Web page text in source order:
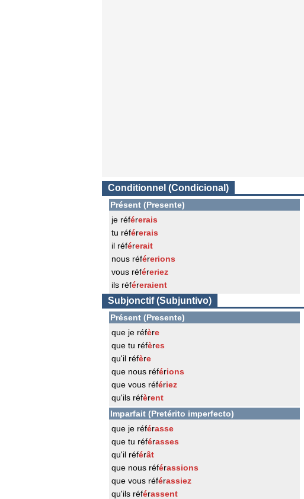
Conditionnel (Condicional)
Présent (Presente)
je référerais
tu référerais
il référerait
nous référerions
vous référeriez
ils référeraient
Subjonctif (Subjuntivo)
Présent (Presente)
que je réfère
que tu réfères
qu'il réfère
que nous référions
que vous référiez
qu'ils réfèrent
Imparfait (Pretérito imperfecto)
que je référasse
que tu référasses
qu'il référât
que nous référassions
que vous référassiez
qu'ils référassent